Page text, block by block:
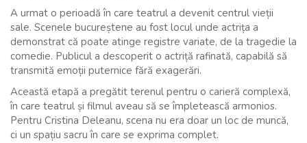
A urmat o perioadă în care teatrul a devenit centrul vieții
sale. Scenele bucureștene au fost locul unde actrița a
demonstrat că poate atinge registre variate, de la tragedie la
comedie. Publicul a descoperit o actriță rafinată, capabilă să
transmită emoții puternice fără exagerări.
Această etapă a pregătit terenul pentru o carieră complexă,
în care teatrul și filmul aveau să se împletească armonios.
Pentru Cristina Deleanu, scena nu era doar un loc de muncă,
ci un spațiu sacru în care se exprima complet.